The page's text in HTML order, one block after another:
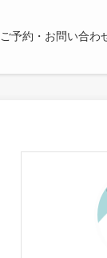
ご予約・お問い合わ